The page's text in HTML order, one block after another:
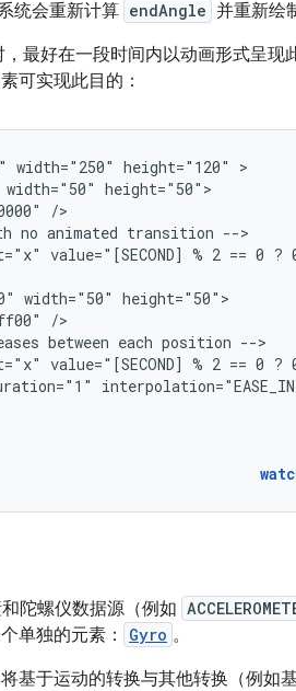
统会重新计算 endAngle 并重新绘
最好在一段时间内以动画形式呈现
可实现此目的：
width="250" height="120"
width="50"
no animated transition
value="[SECOND] % 2 == 0 ?
width="50"
between each position
value="[SECOND] % 2 == 0 ?
陀螺仪数据源（例如
单独的元素：
Gyro 。
基于运动的转换与其他转换（例如